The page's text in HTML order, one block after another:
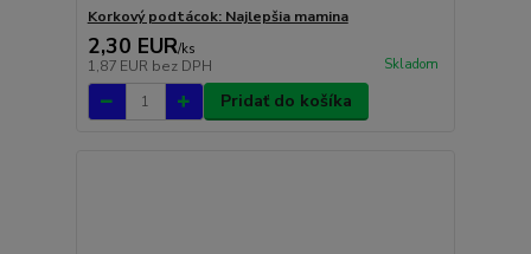
Korkový podtácok: Najlepšia mamina
2,30 EUR/ks
1,87 EUR bez DPH Skladom
Pridať do košíka